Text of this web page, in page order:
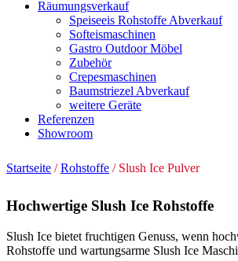
Räumungsverkauf
Speiseeis Rohstoffe Abverkauf
Softeismaschinen
Gastro Outdoor Möbel
Zubehör
Crepesmaschinen
Baumstriezel Abverkauf
weitere Geräte
Referenzen
Showroom
Startseite /Rohstoffe / Slush Ice Pulver
Hochwertige Slush Ice Rohstoffe
Slush Ice bietet fruchtigen Genuss, wenn
Rohstoffe und wartungsarme Slush Ice